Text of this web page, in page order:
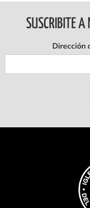
SUSCRIBITE A
Dirección